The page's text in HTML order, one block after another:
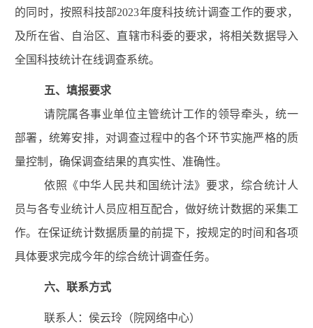
的同时，按照科技部2023年度科技统计调查工作的要求，
及所在省、自治区、直辖市科委的要求，将相关数据导入
全国科技统计在线调查系统。
五、填报要求
请 院属各事业单位主管统计工作的领导牵头，统一
部署，统筹安排，对调查过程中的各个环节实施严格的质
量控制，确保调查结果的真实性、准确性。
依照《中华人民共和国统计法》要求，综合统计人
员与各专业统计人员应相互配合，做好统计数据的采集工
作。 在保证统计数据质量的前提下，按规定的时间 和各项
具体要求完成今年的综合统计调查任务。
六、 联系方式
联系人：侯云玲（院网络中心）